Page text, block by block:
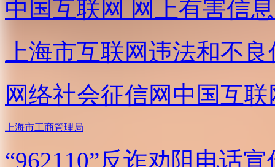
中国互联网 网上有害信
上海市互联网违法和不
网络社会征信网 中国互
上海市工商管理局
“962110”反诈劝阻电话宣